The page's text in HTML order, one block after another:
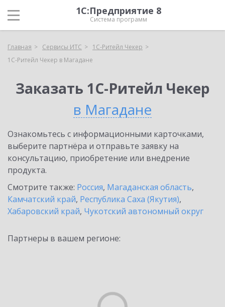
1С:Предприятие 8
Система программ
Главная Сервисы ИТС
1C-Ритейл Чекер
1C-Ритейл Чекер в Магадане
Заказать 1C-Ритейл Чекер
в Магадане
Ознакомьтесь с информационными карточками,
выберите партнёра и отправьте заявку на
консультацию, приобретение или внедрение
продукта.
Смотрите также: Россия, Магаданская область,
Камчатский край, Республика Саха (Якутия),
Хабаровский край, Чукотский автономный округ
Партнеры в вашем регионе: